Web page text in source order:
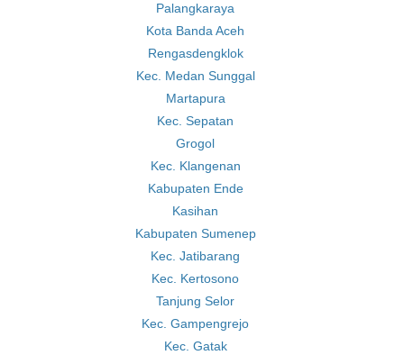
Palangkaraya
Kota Banda Aceh
Rengasdengklok
Kec. Medan Sunggal
Martapura
Kec. Sepatan
Grogol
Kec. Klangenan
Kabupaten Ende
Kasihan
Kabupaten Sumenep
Kec. Jatibarang
Kec. Kertosono
Tanjung Selor
Kec. Gampengrejo
Kec. Gatak